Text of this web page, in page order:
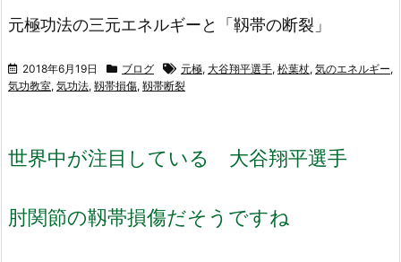
元極功法の三元エネルギーと「靱帯の断裂」
2018年6月19日 ブログ 元極, 大谷翔平選手, 松葉杖, 気のエネルギー,
気功教室, 気功法, 靱帯損傷, 靱帯断裂
世界中が注目している 大谷翔平選手
肘関節の靱帯損傷だそうですね